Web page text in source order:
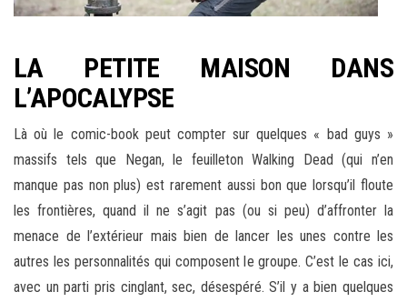
LA PETITE MAISON DANS
L’APOCALYPSE
Là où le comic-book peut compter sur quelques « bad guys »
massifs tels que Negan, le feuilleton Walking Dead (qui n’en
manque pas non plus) est rarement aussi bon que lorsqu’il floute
les frontières, quand il ne s’agit pas (ou si peu) d’affronter la
menace de l’extérieur mais bien de lancer les unes contre les
autres les personnalités qui composent le groupe. C’est le cas ici,
avec un parti pris cinglant, sec, désespéré. S’il y a bien quelques